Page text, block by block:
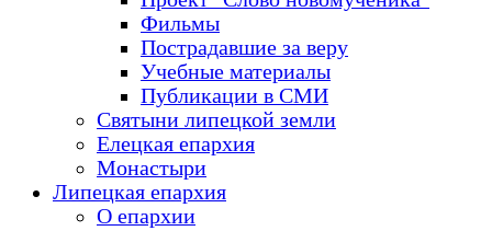
Фильмы
Пострадавшие за веру
Учебные материалы
Публикации в СМИ
Святыни липецкой земли
Елецкая епархия
Монастыри
Липецкая епархия
О епархии